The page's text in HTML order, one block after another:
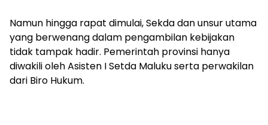
Namun hingga rapat dimulai, Sekda dan unsur utama
yang berwenang dalam pengambilan kebijakan
tidak tampak hadir. Pemerintah provinsi hanya
diwakili oleh Asisten I Setda Maluku serta perwakilan
dari Biro Hukum.